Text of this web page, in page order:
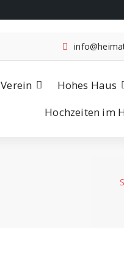
Verein Hohes Haus
Hochzeiten im